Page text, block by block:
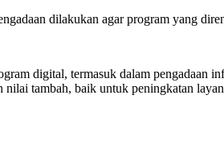
dilakukan agar program yang
digital, termasuk dalam pengadaan
tambah, baik untuk peningkatan